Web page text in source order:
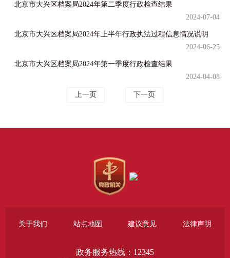
北京市大兴区档案局2024年第二季度行政检查结果
2024-07-04
北京市大兴区档案局2024年上半年行政执法过程信息情况说明
2024-06-25
北京市大兴区档案局2024年第一季度行政检查结果
2024-04-08
上一页 下一页
关于我们 站点地图 建议意见 法律声明
政务服务热线：12345